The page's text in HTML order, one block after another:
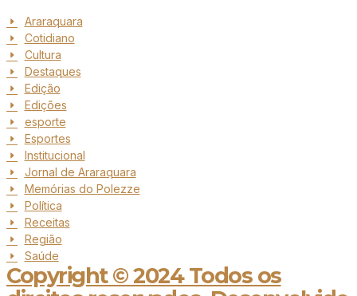
Araraquara
Cotidiano
Cultura
Destaques
Edição
Edições
esporte
Esportes
Institucional
Jornal de Araraquara
Memórias do Polezze
Política
Receitas
Região
Saúde
Copyright © 2024 Todos os